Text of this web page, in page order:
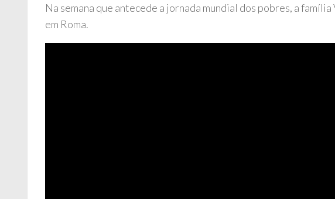
Na semana que antecede a jornada mundial dos pobres, a
em Roma.